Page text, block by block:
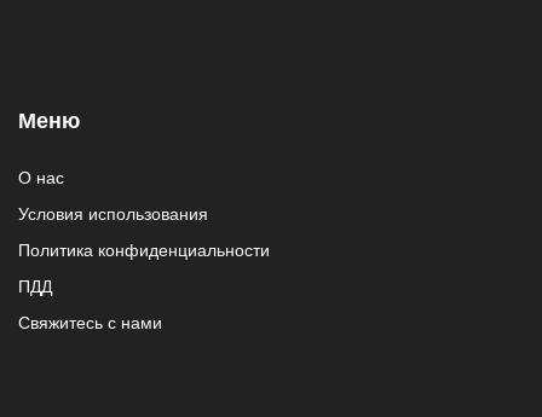
Меню
О нас
Условия использования
Политика конфиденциальности
ПДД
Свяжитесь с нами